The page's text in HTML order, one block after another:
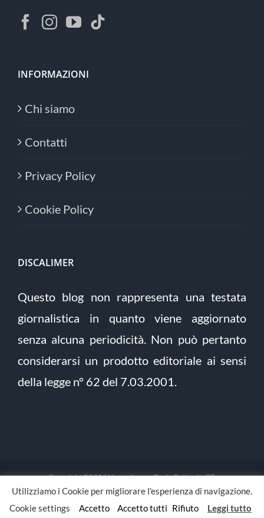
INFORMAZIONI
Chi siamo
Contatti
Privacy Policy
Cookie Policy
DISCALIMER
Questo blog non rappresenta una testata
giornalistica in quanto viene aggiornato
senza alcuna periodicità. Non può pertanto
considerarsi un prodotto editoriale ai sensi
della legge n° 62 del 7.03.2001.
Copyright 2021 | Verso Itaca - Dario Pettoni - CF:
PTTDRA88L03F205E | Tutti i diritti riservati | Sito sviluppato da
yoto Digital Agency
Utilizziamo i Cookie per migliorare l'esperienza di navigazione.
Cookie settings
Accetto Accetto tutti Rifiuto Leggi tutto